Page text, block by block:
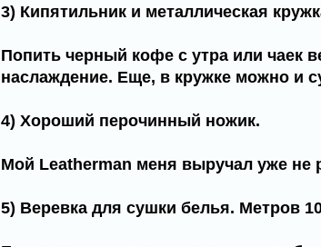
3) Кипятильник и металлическая
Попить черный кофе с утра или чаек
наслаждение. Еще, в кружке можно и
4) Хороший перочинный ножик.
Мой Leatherman меня выручал уже не
5) Веревка для сушки белья. Метров